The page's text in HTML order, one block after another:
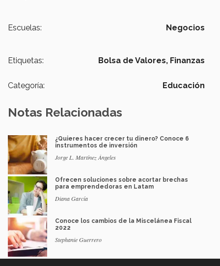
Escuelas: Negocios
Etiquetas: Bolsa de Valores, Finanzas
Categoría: Educación
Notas Relacionadas
¿Quieres hacer crecer tu dinero? Conoce 6
instrumentos de inversión
Jorge L. Martínez Ángeles
Ofrecen soluciones sobre acortar brechas
para emprendedoras en Latam
Diana García
Conoce los cambios de la Miscelánea Fiscal
2022
Stephanie Guerrero